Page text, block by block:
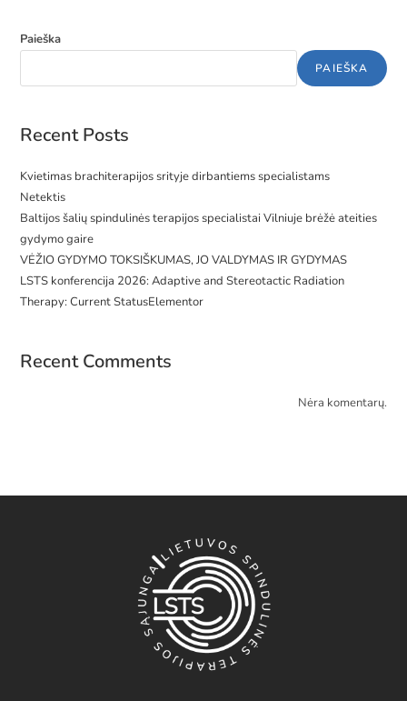
Paieška
PAIEŠKA
Recent Posts
Kvietimas brachiterapijos srityje dirbantiems specialistams
Netektis
Baltijos šalių spindulinės terapijos specialistai Vilniuje brėžė ateities
gydymo gaire
VĖŽIO GYDYMO TOKSIŠKUMAS, JO VALDYMAS IR GYDYMAS
LSTS konferencija 2026: Adaptive and Stereotactic Radiation
Therapy: Current StatusElementor
Recent Comments
Nėra komentarų.